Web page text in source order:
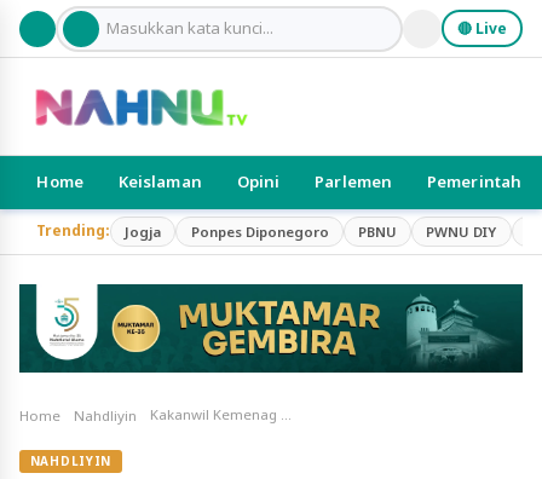
🔴 Live
Home Keislaman Opini Parlemen Pemerintah
Trending: Jogja Ponpes Diponegoro PBNU PWNU DIY
Home Nahdliyin Kakanwil Kemenag DIY Ahmad Bahiej Tegaskan Netralitas PPNPN Jelang Pilkada Serentak 2024
NAHDLIYIN